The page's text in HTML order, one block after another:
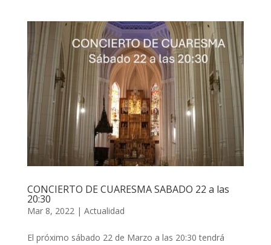
CONCIERTO DE CUARESMA SABADO 22 a las
20:30
Mar 8, 2022| Actualidad
El próximo sábado 22 de Marzo a las 20:30 tendrá